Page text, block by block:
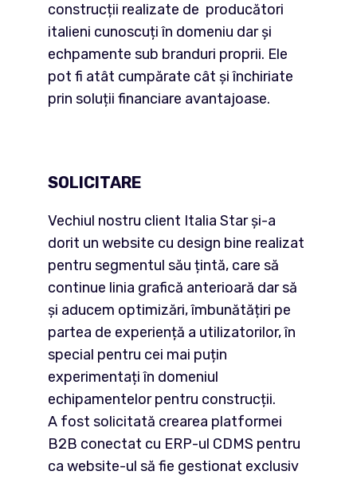
construcții realizate de producători
italieni cunoscuți în domeniu dar și
echpamente sub branduri proprii. Ele
pot fi atât cumpărate cât și închiriate
prin soluții financiare avantajoase.
SOLICITARE
Vechiul nostru client Italia Star și-a
dorit un website cu design bine realizat
pentru segmentul său țintă, care să
continue linia grafică anterioară dar să
și aducem optimizări, îmbunătățiri pe
partea de experiență a utilizatorilor, în
special pentru cei mai puțin
experimentați în domeniul
echipamentelor pentru construcții.
A fost solicitată crearea platformei
B2B conectat cu ERP-ul CDMS pentru
ca website-ul să fie gestionat exclusiv